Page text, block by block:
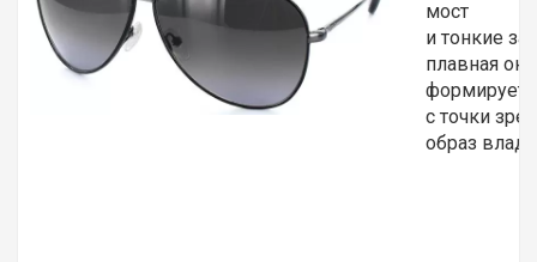
мост
и тонкие
плавная
формирует
с точки
образ